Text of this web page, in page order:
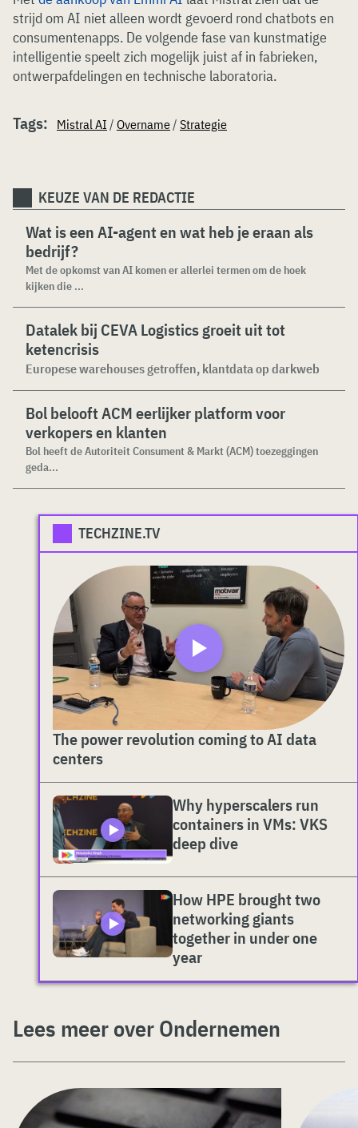
strijd om AI niet alleen wordt gevoerd rond chatbots en
consumentenapps. De volgende fase van kunstmatige
intelligentie speelt zich mogelijk juist af in fabrieken,
ontwerpafdelingen en technische laboratoria.
Tags: Mistral AI / Overname/ Strategie
KEUZE VAN DE REDACTIE
Wat is een AI-agent en wat heb je eraan als
bedrijf?
Met de opkomst van AI komen er allerlei termen om de hoek
kijken die ...
Datalek bij CEVA Logistics groeit uit tot
ketencrisis
Europese warehouses getroffen, klantdata op darkweb
Bol belooft ACM eerlijker platform voor
verkopers en klanten
Bol heeft de Autoriteit Consument & Markt (ACM) toezeggingen
geda...
TECHZINE.TV
The power revolution coming to AI data
centers
Why hyperscalers run
containers in VMs: VKS
deep dive
How HPE brought two
networking giants
together in under one
year
Lees meer over Ondernemen